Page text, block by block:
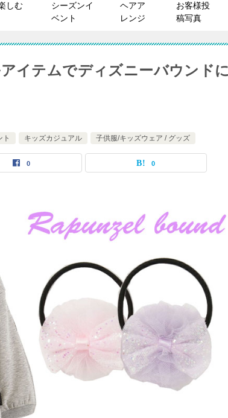
しむ
シーズンイ
ベント
ヘアア
レンジ
お客様投
稿写真
イテムでディズニーバウンド
ト キッズカジュアル 子供服/キッズウェア / グッズ
0 0